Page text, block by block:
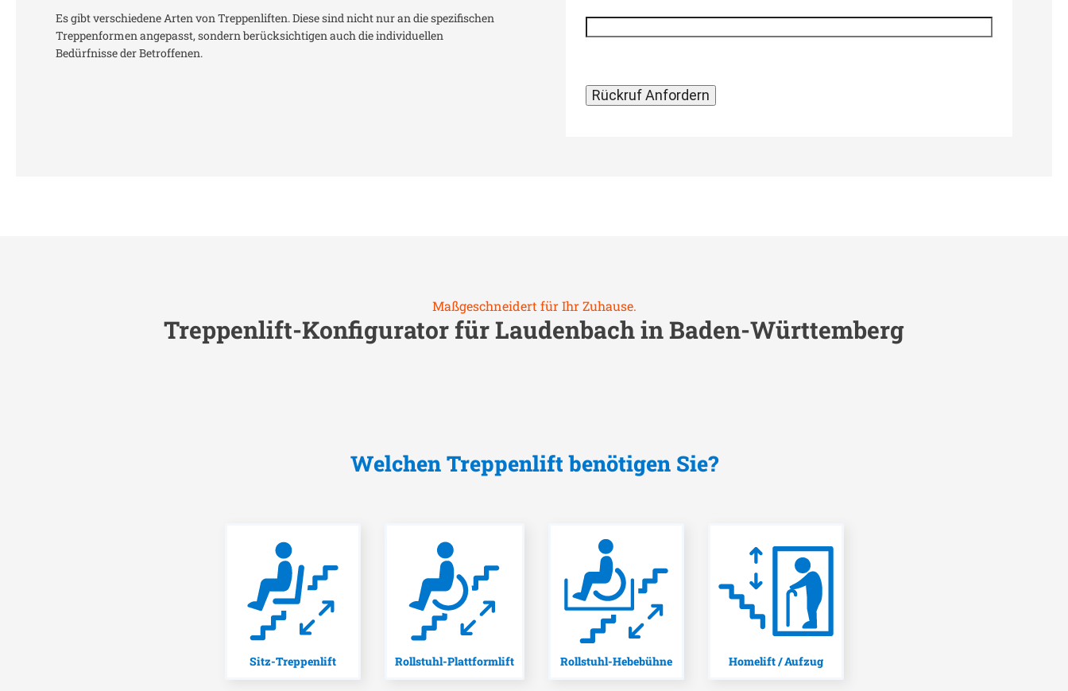
Es gibt verschiedene Arten von Treppenliften. Diese sind nicht nur an die spezifischen
Treppenformen angepasst, sondern berücksichtigen auch die individuellen
Bedürfnisse der Betroffenen.
Maßgeschneidert für Ihr Zuhause.
Treppenlift-Konfigurator fürLaudenbach in Baden-Württemberg
Welchen Treppenlift benötigen Sie?
Sitz-Treppenlift Rollstuhl-Plattformlift Rollstuhl-Hebebühne Homelift / Aufzug